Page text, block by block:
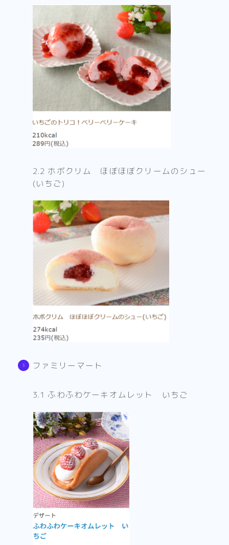
2.2 ホボクリム ほぼほぼクリームのシュー
(いちご)
ファミリーマート
3.1 ふわふわケーキオムレット いちご